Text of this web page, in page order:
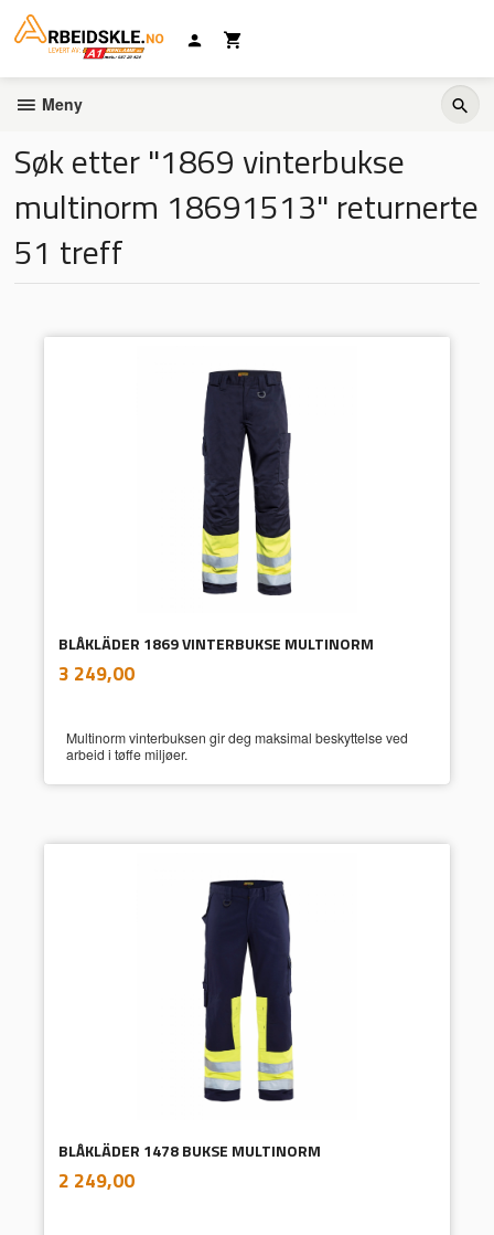
innholdet
Meny
Søk etter "1869 vinterbukse
multinorm 18691513" returnerte
51 treff
BLÅKLÄDER 1869 VINTERBUKSE MULTINORM
Pris
3 249,00mva.
Multinorm vinterbuksen gir deg maksimal beskyttelse ved
arbeid i tøffe miljøer.
BLÅKLÄDER 1478 BUKSE MULTINORM
Pris
2 249,00mva.